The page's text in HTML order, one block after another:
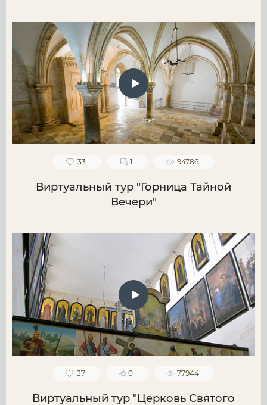
33 1 94786
Виртуальный тур "Горница Тайной
Вечери"
37 0 77944
Виртуальный тур "Церковь Святого